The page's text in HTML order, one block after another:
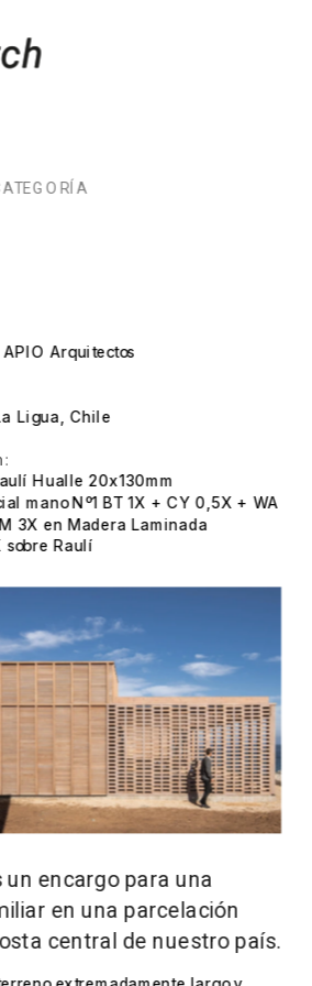
Arquitectos
Ligua, Chile
Hualle 20x130mm
mano Nº1 BT 1X + CY 0,5X + WA
3X en Madera Laminada
sobre Raulí
un encargo para una
en una parcelación
central de nuestro país.